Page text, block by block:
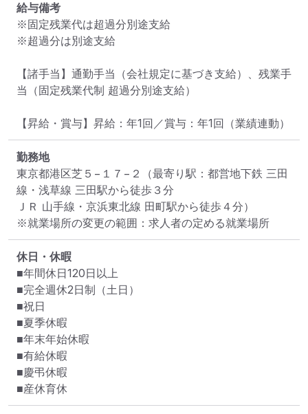
給与備考
※固定残業代は超過分別途支給
※超過分は別途支給
【諸手当】通勤手当（会社規定に基づき支給）、残業手
当（固定残業代制 超過分別途支給）
【昇給・賞与】昇給：年1回／賞与：年1回（業績連動）
勤務地
東京都港区芝５−１７−２
（最寄り駅：都営地下鉄 三田
線・浅草線 三田駅から徒歩３分
ＪＲ 山手線・京浜東北線 田町駅から徒歩４分）
※就業場所の変更の範囲：求人者の定める就業場所
休日・休暇
■年間休日120日以上
■完全週休2日制（土日）
■祝日
■夏季休暇
■年末年始休暇
■有給休暇
■慶弔休暇
■産休育休